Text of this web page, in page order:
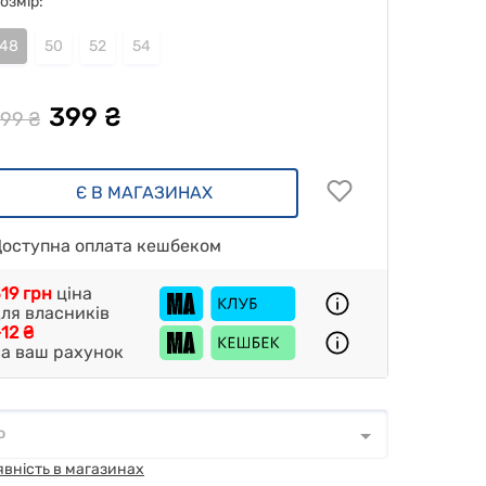
48 50 52 54
₴ 399 ₴
Є В МАГАЗИНАХ
оплата кешбеком
₴
ваш рахунок
грн ціна
власників
*
в магазинах